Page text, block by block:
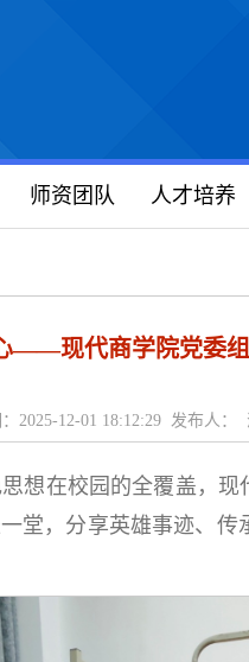
师资团队 人才培养
——现代商学院党委
：2025-12-01 18:12:29 发布人：
想在校园的全覆盖，
堂，分享英雄事迹、